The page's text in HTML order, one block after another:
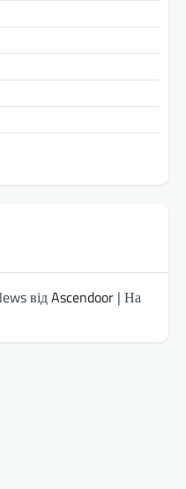
відAscendoor | На